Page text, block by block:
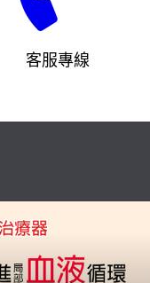
客服專線